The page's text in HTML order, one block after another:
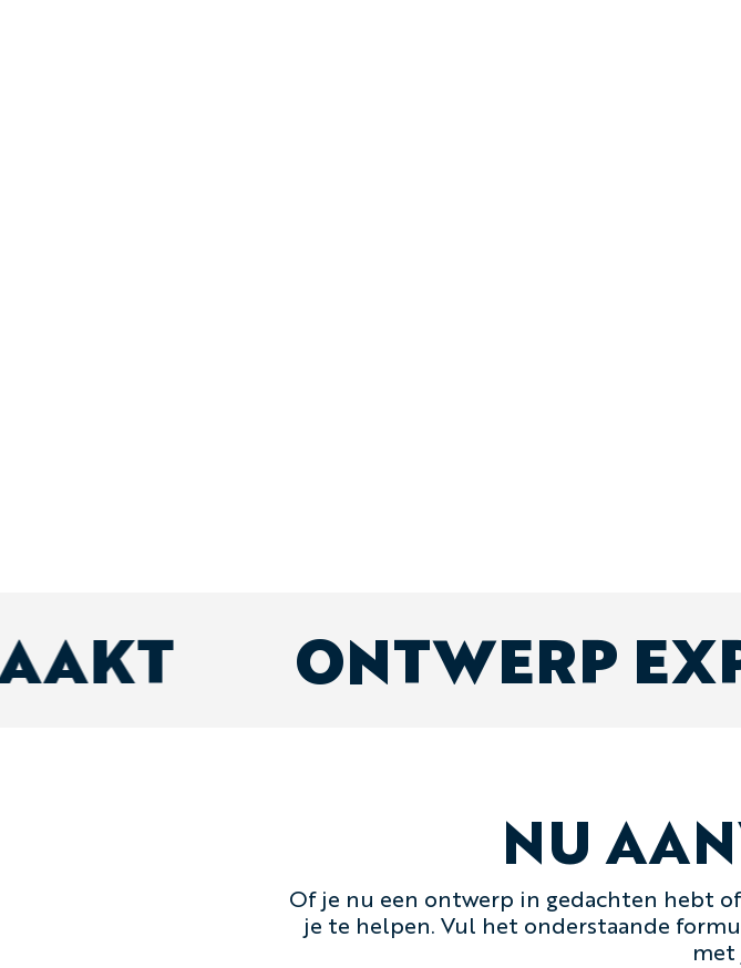
ONTWERP
NU
Of je nu een ontwerp in gedachten hebt
je te helpen. Vul het onderstaande
met